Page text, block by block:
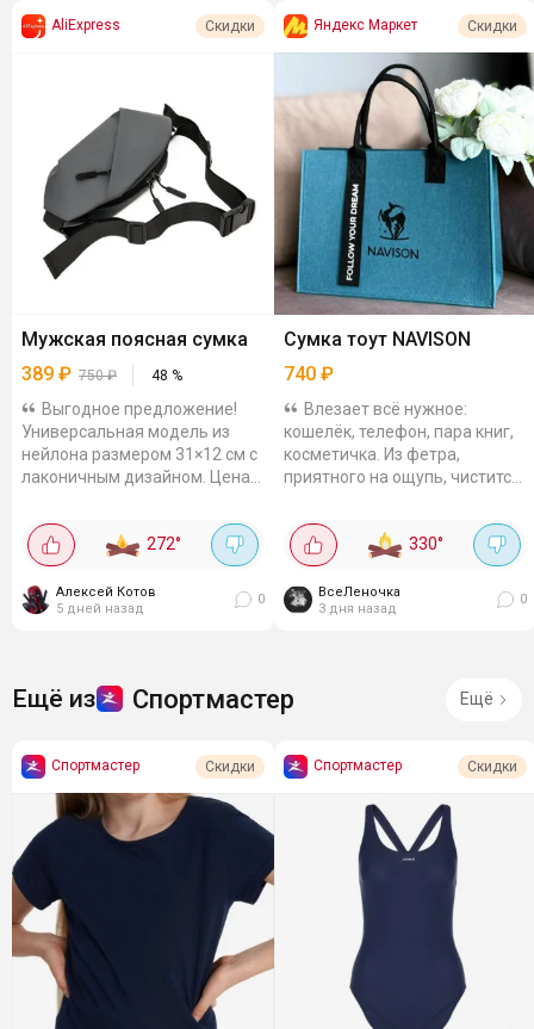
AliExpress Скидки
Мужская поясная сумка
389 ₽ 750₽ 48 %
Выгодное предложение!
Универсальная модель из
нейлона размером 31×12 см с
лаконичным дизайном. Цена
272°
Алексей Котов
5 дней назад
0
Яндекс Маркет Скидки
Сумка тоут NAVISON
740 ₽
Влезает всё нужное:
кошелёк, телефон, пара книг,
косметичка. Из фетра,
приятного на ощупь, чистится
удобные, носить можно и на
плече, и в...
330°
ВсеЛеночка
3 дня назад
0
Ещё из Спортмастер Ещё
Спортмастер Скидки Спортмастер Скидки